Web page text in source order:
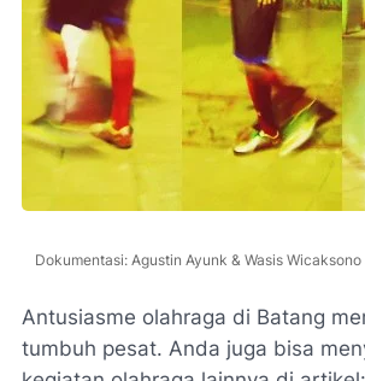
Dokumentasi: Agustin Ayunk & Wasis
Antusiasme olahraga di Batang
tumbuh pesat. Anda juga bisa